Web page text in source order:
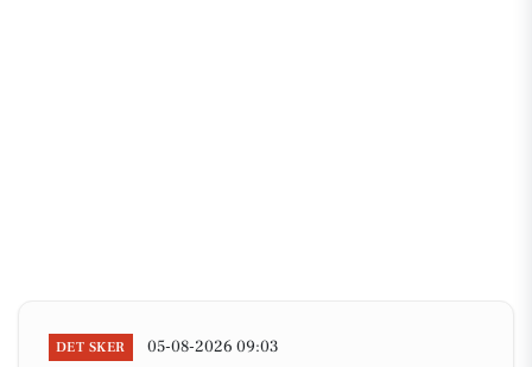
DET SKER 05-08-2026 09:03